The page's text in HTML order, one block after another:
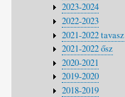
2023-2024
2022-2023
2021-2022 tavasz
2021-2022 ősz
2020-2021
2019-2020
2018-2019